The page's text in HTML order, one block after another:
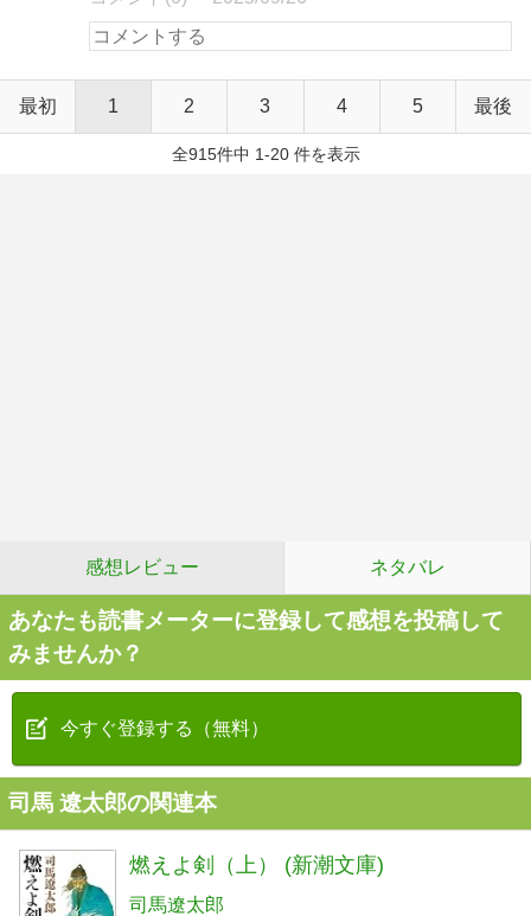
最初 1 2 3 4 5 最後
全915件中 1-20 件を表示
感想レビュー ネタバレ
あなたも読書メーターに登録して感想を投稿して
みませんか？
今すぐ登録する（無料）
司馬 遼太郎の関連本
燃えよ剣（上） (新潮文庫)
司馬遼太郎